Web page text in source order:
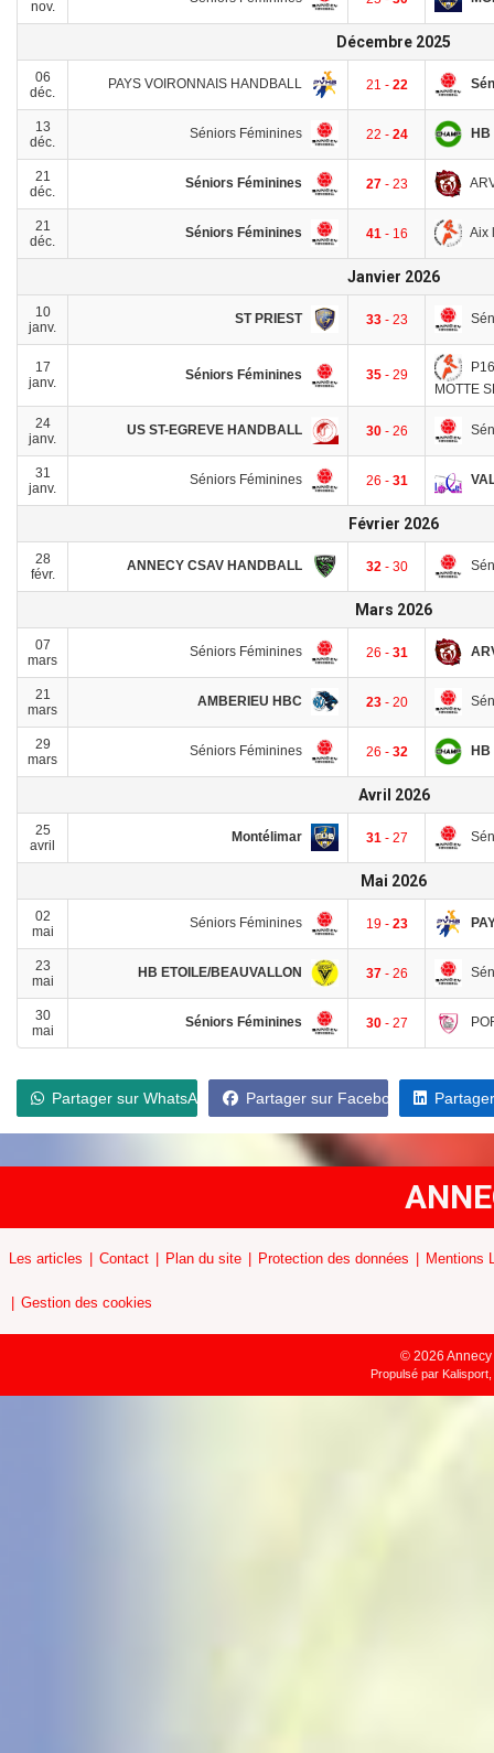
nov.
Décembre 2025
06
déc.
PAYS VOIRONNAIS HANDBALL 21 - 22
13
déc.
Séniors Féminines 22 - 24 HB
21
déc.
Séniors Féminines 27- 23
21
déc.
Séniors Féminines 41 - 16 Aix
Janvier 2026
10
janv.
ST PRIEST 33- 23
17
janv.
Séniors Féminines 35- 29
MOTTE
24
janv.
US ST-EGREVE HANDBALL 30- 26
31
janv.
Séniors Féminines 26 - 31
Février 2026
28
févr.
ANNECY CSAV HANDBALL 32 - 30
Mars 2026
07
mars
Séniors Féminines 26 - 31
21
mars
AMBERIEU HBC 23- 20
29
mars
Séniors Féminines 26 - 32 HB
Avril 2026
25
avril
Montélimar 31 - 27
Mai 2026
02
mai
Séniors Féminines 19 - 23
23
mai
HB ETOILE/BEAUVALLON 37- 26
30
mai
Séniors Féminines 30- 27
Partager sur WhatsApp Partager sur Facebook
Les articles Contact Plan du site Protection des données Mentions
Gestion des cookies
© 2026
Propulsé par